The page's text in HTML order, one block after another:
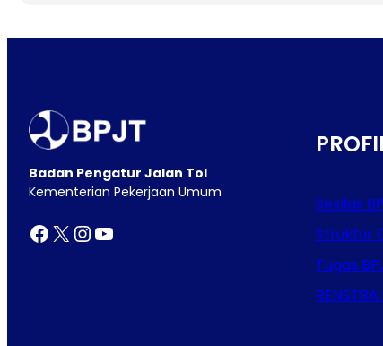
Badan Pengatur Jalan Tol
Kementerian Pekerjaan Umum
Facebook X InstagramYouTube
Sekilas
Struktur
Tugas